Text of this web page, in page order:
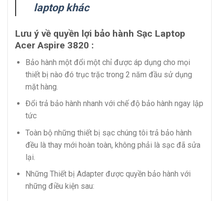
laptop khác
Lưu ý về quyền lợi bảo hành Sạc Laptop
Acer Aspire 3820 :
Bảo hành một đổi một chỉ được áp dụng cho mọi
thiết bị nào đó trục trặc trong 2 năm đầu sử dụng
mặt hàng.
Đổi trả bảo hành nhanh với chế độ bảo hành ngay lập
tức
Toàn bộ những thiết bị sạc chúng tôi trả bảo hành
đều là thay mới hoàn toàn, không phải là sạc đã sửa
lại.
Những Thiết bị Adapter được quyền bảo hành với
những điều kiện sau: